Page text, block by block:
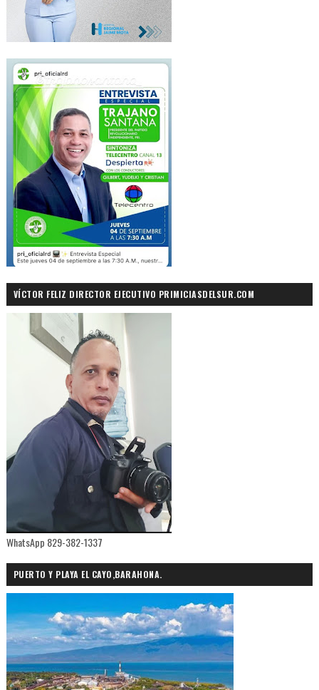
VÍCTOR FELIZ DIRECTOR EJECUTIVO PRIMICIASDELSUR.COM
WhatsApp 829-382-1337
PUERTO Y PLAYA EL CAYO,BARAHONA.